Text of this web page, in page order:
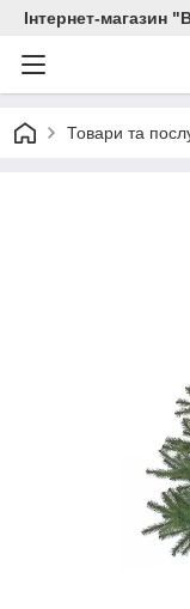
Інтернет-магазин
Товари та